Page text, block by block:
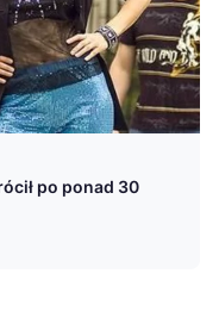
po ponad 30